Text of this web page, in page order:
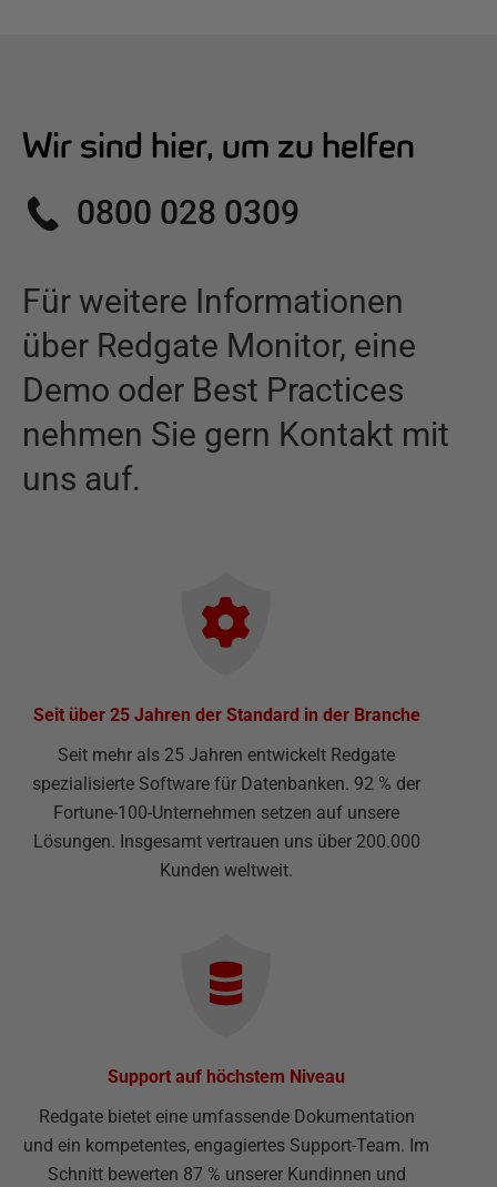
Wir sind hier, um zu helfen
0800 028 0309
Für weitere Informationen
über Redgate Monitor, eine
Demo oder Best Practices
nehmen Sie gern Kontakt mit
uns auf.
Seit über 25 Jahren der Standard in der Branche
Seit mehr als 25 Jahren entwickelt Redgate
spezialisierte Software für Datenbanken. 92 % der
Fortune-100-Unternehmen setzen auf unsere
Lösungen. Insgesamt vertrauen uns über 200.000
Kunden weltweit.
Support auf höchstem Niveau
Redgate bietet eine umfassende Dokumentation
und ein kompetentes, engagiertes Support-Team. Im
Schnitt bewerten 87 % unserer Kundinnen und